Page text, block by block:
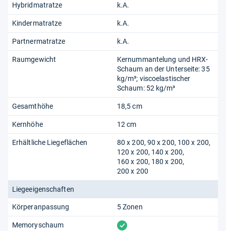
Hybridmatratze k.A.
Kindermatratze k.A.
Partnermatratze k.A.
Raumgewicht
Kernummantelung und HRX-
Schaum an der Unterseite: 35
kg/m³; viscoelastischer
Schaum: 52 kg/m³
Gesamthöhe 18,5 cm
Kernhöhe 12 cm
Erhältliche Liegeflächen 80 x 200 90 x 200 100 x 200
120 x 200 140 x 200
160 x 200 180 x 200
200 x 200
Liegeeigenschaften
Körperanpassung 5 Zonen
Memoryschaum vorhanden